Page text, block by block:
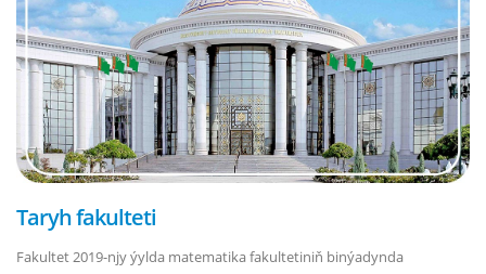
Taryh fakulteti
Fakultet 2019-njy ýylda matematika fakultetiniň binýadynda